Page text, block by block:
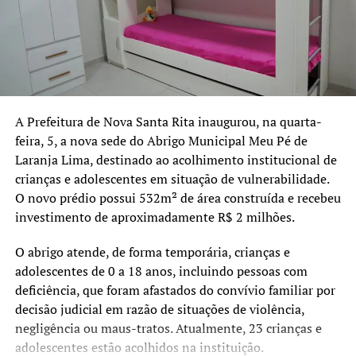
contribuir para a sensibilização da população e reforçar o
debate sobre a prevenção da violência contra as
mulheres.
A Prefeitura de Nova Santa Rita inaugurou, na quarta-
feira, 5, a nova sede do Abrigo Municipal Meu Pé de
Laranja Lima, destinado ao acolhimento institucional de
crianças e adolescentes em situação de vulnerabilidade.
O novo prédio possui 532m² de área construída e recebeu
investimento de aproximadamente R$ 2 milhões.
O abrigo atende, de forma temporária, crianças e
adolescentes de 0 a 18 anos, incluindo pessoas com
deficiência, que foram afastados do convívio familiar por
decisão judicial em razão de situações de violência,
negligência ou maus-tratos. Atualmente, 23 crianças e
adolescentes estão acolhidos na instituição.